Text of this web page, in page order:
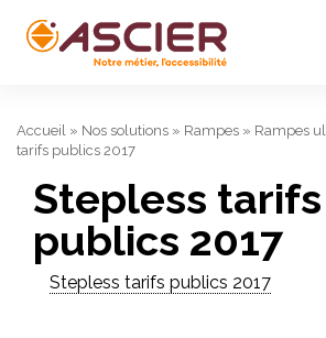
Accueil » Nos solutions » Rampes » Rampes
tarifs publics 2017
Stepless tarifs
publics 2017
Stepless tarifs publics 2017